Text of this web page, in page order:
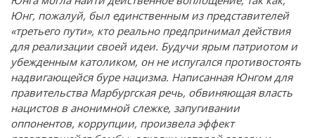
Юнг, пожалуй, был единственным из представителей
«третьего пути», кто реально предпринимал действия
для реализации своей идеи. Будучи ярым патриотом и
убежденным католиком, он не испугался противостоять
надвигающейся буре нацизма. Написанная Юнгом для
правительства Марбургская речь, обвиняющая власть
нацистов в анонимной слежке, запугивании
оппонентов, коррупции, произвела эффект